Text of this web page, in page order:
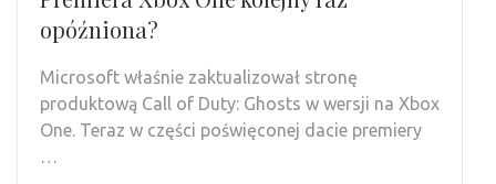
opóźniona?
Microsoft właśnie zaktualizował stronę
produktową Call of Duty: Ghosts w wersji na Xbox
One. Teraz w części poświęconej dacie premiery
…